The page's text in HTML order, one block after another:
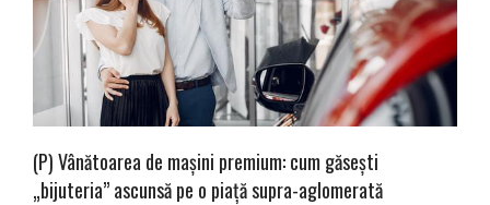
(P) Vânătoarea de mașini premium: cum găsești
„bijuteria” ascunsă pe o piață supra-aglomerată